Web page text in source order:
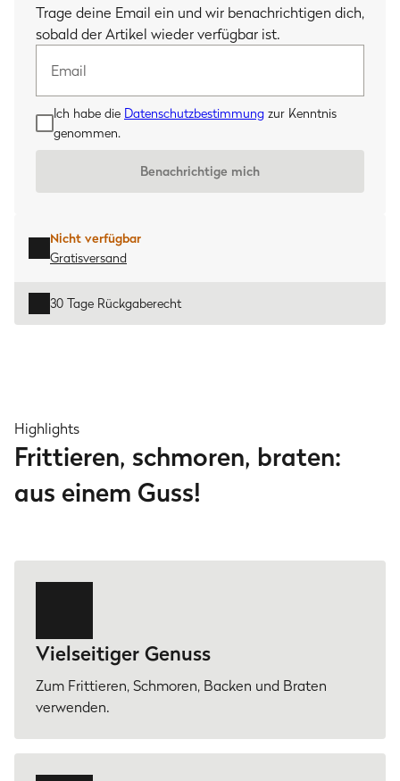
Trage deine Email ein und wir benachrichtigen dich,
sobald der Artikel wieder verfügbar ist.
Email
Ich habe die Datenschutzbestimmung zur Kenntnis
genommen.
Benachrichtige mich
Nicht verfügbar
Gratisversand
30 Tage Rückgaberecht
Highlights
Frittieren, schmoren, braten:
aus einem Guss!
Vielseitiger Genuss
Zum Frittieren, Schmoren, Backen und Braten
verwenden.